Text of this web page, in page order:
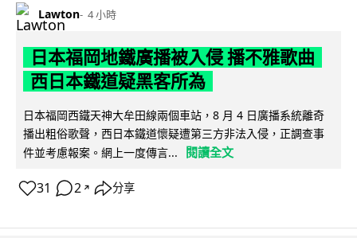
Lawton 4 小時
日本福岡地鐵廣播被入侵 播不雅歌曲
西日本鐵道疑黑客所為
日本福岡西鐵天神大牟田線兩個車站，8 月 4 日廣播系統離奇
播出粗俗歌聲，西日本鐵道懷疑遭第三方非法入侵，正調查事
件並考慮報案。網上一度傳言...
閱讀全文
31 2 ↗ 分享